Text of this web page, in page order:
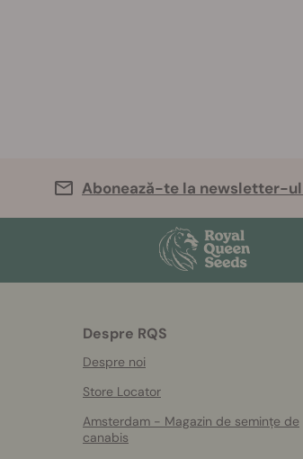
Abonează-te la newsletter-
Despre RQS
Despre noi
Store Locator
Amsterdam - Magazin de semințe de
canabis